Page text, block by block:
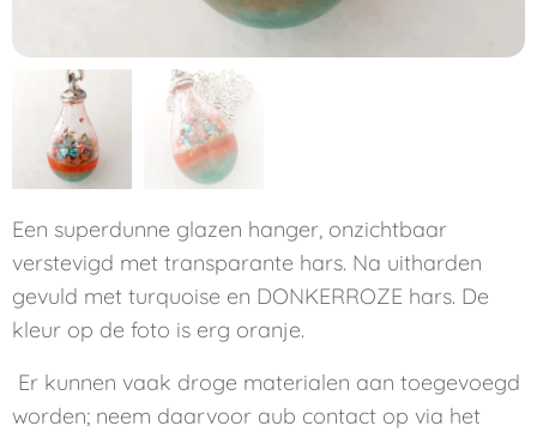
Een superdunne glazen hanger, onzichtbaar
verstevigd met transparante hars. Na uitharden
gevuld met turquoise en DONKERROZE hars. De
kleur op de foto is erg oranje.
Er kunnen vaak droge materialen aan toegevoegd
worden; neem daarvoor aub contact op via het